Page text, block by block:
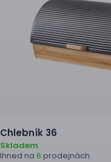
Chlebník 36
Skladem
Ihned na 6 prodejnách